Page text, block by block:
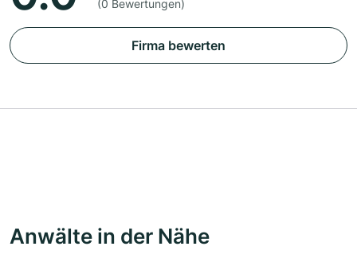
(0 Bewertungen)
Firma bewerten
Anwälte in der Nähe